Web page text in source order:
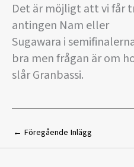
Det är möjligt att vi får
antingen Nam eller
Sugawara i
bra men frågan är om
slår Granbassi.
← Föregående Inlägg